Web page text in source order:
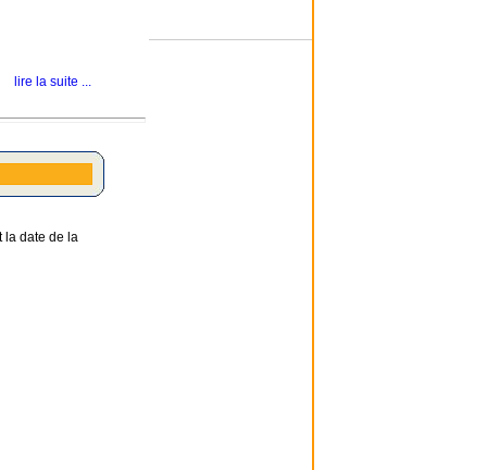
lire la suite ...
la date de la